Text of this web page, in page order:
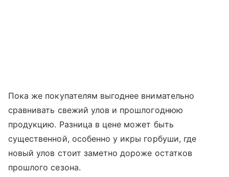
Пока же покупателям выгоднее внимательно
сравнивать свежий улов и прошлогоднюю
продукцию. Разница в цене может быть
существенной, особенно у икры горбуши, где
новый улов стоит заметно дороже остатков
прошлого сезона.